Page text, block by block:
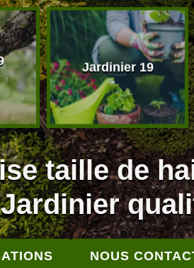
Jardinier 19
taille de
NOUS